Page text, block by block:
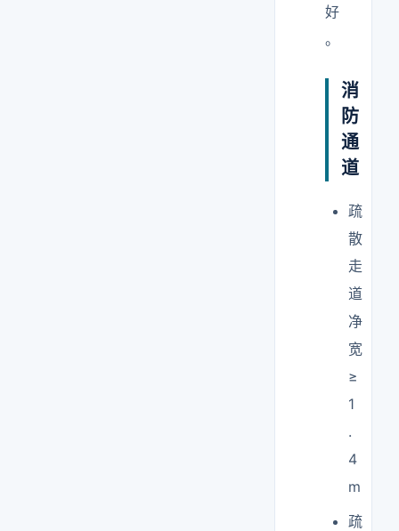
好
。
消
防
通
道
疏
散
走
道
净
宽
≥
1
.
4
m
疏